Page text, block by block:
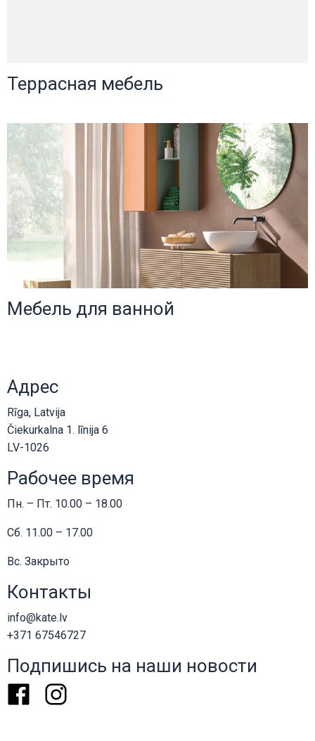
Террасная мебель
Мебель для ванной
Адрес
Rīga, Latvija
Čiekurkalna 1. līnija 6
LV-1026
Рабочее время
Пн. – Пт. 10.00 – 18.00
Сб. 11.00 – 17.00
Вс. Закрыто
Контакты
info@kate.lv
+371 67546727
Подпишись на наши новости
FacebookInstagram